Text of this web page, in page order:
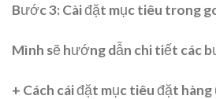
Bước 3: Cài đặt mục tiêu trong
Mình sẽ hướng dẫn chi tiết các
+ Cách cái đặt mục tiêu đặt